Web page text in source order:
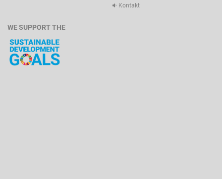
Kontakt
WE SUPPORT THE